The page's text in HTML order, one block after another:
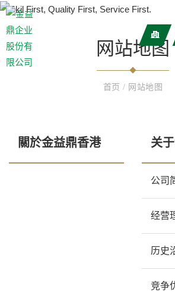
网站地图
首页/ 网站地图
關於金益鼎香港 关
公司
经营
历史
竞争